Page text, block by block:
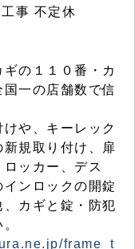
事 不定休
の１１０番・カ
一の店舗数で信
や、キーレック
規取り付け、扉
ッカー、デス
ンロックの開錠
カギと錠・防犯
frame_t